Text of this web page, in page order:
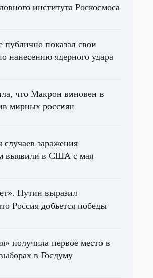
института Роскосмоса
публично показал свои
нанесению ядерного удара
что Макрон виновен в
мирных россиян
случаев заражения
выявили в США с мая
Путин выразил
Россия добьется победы
получила первое место в
в Госдуму